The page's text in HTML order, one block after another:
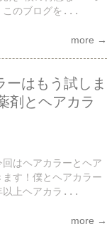
このブログを...
more →
ーはもう試しま
剤とヘアカラ
はヘアカラーとヘア
す！僕とヘアカラー
以上ヘアカラ...
more →